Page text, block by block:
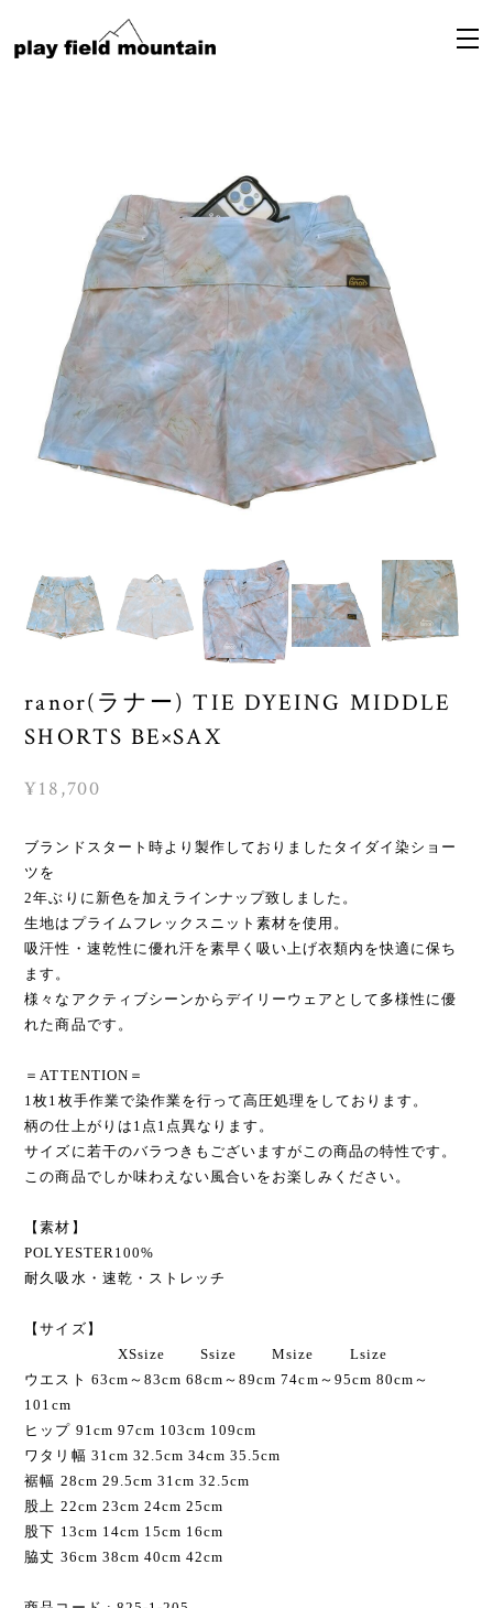
ranor(ラナー) TIE DYEING MIDDLE
SHORTS BE×SAX
¥18,700
ブランドスタート時より製作しておりましたタイダイ染ショー
ツを
2年ぶりに新色を加えラインナップ致しました。
生地はプライムフレックスニット素材を使用。
吸汗性・速乾性に優れ汗を素早く吸い上げ衣類内を快適に保ち
ます。
様々なアクティブシーンからデイリーウェアとして多様性に優
れた商品です。
＝ATTENTION＝
1枚1枚手作業で染作業を行って高圧処理をしております。
柄の仕上がりは1点1点異なります。
サイズに若干のバラつきもございますがこの商品の特性です。
この商品でしか味わえない風合いをお楽しみください。
【素材】
POLYESTER100%
耐久吸水・速乾・ストレッチ
【サイズ】
XSsize Ssize Msize Lsize
ウエスト 63cm～83cm 68cm～89cm 74cm～95cm 80cm～
101cm
ヒップ 91cm 97cm 103cm 109cm
ワタリ幅 31cm 32.5cm 34cm 35.5cm
裾幅 28cm 29.5cm 31cm 32.5cm
股上 22cm 23cm 24cm 25cm
股下 13cm 14cm 15cm 16cm
脇丈 36cm 38cm 40cm 42cm